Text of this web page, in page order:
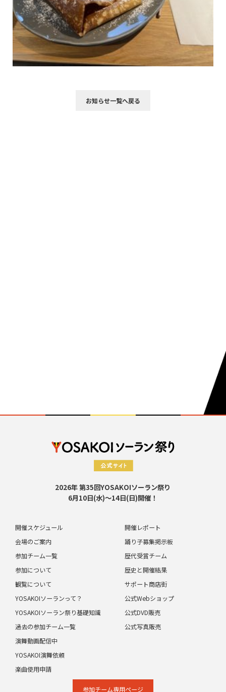
お知らせ一覧へ戻る
2026年 第35回YOSAKOIソーラン祭り
6月10日(水)～14日(日)開催！
開催スケジュール
会場のご案内
参加チーム一覧
参加について
観覧について
開催レポート
踊り子募集掲示板
歴代受賞チーム
歴史と開催結果
サポート商店街
YOSAKOIソーランって？
YOSAKOIソーラン祭り基礎知識
過去の参加チーム一覧
演舞動画配信中
公式Webショップ
公式DVD販売
公式写真販売
YOSAKOI演舞依頼
楽曲使用申請
参加チーム専⽤ページ